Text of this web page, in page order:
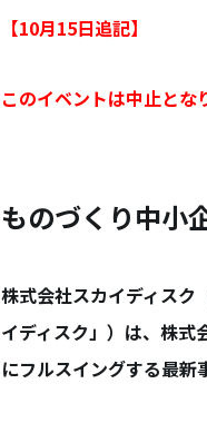
【10月15日追記】
このイベントは中止とな
ものづくり中小
株式会社スカイディスク
イディスク」）は、株式
にフルスイングする最新